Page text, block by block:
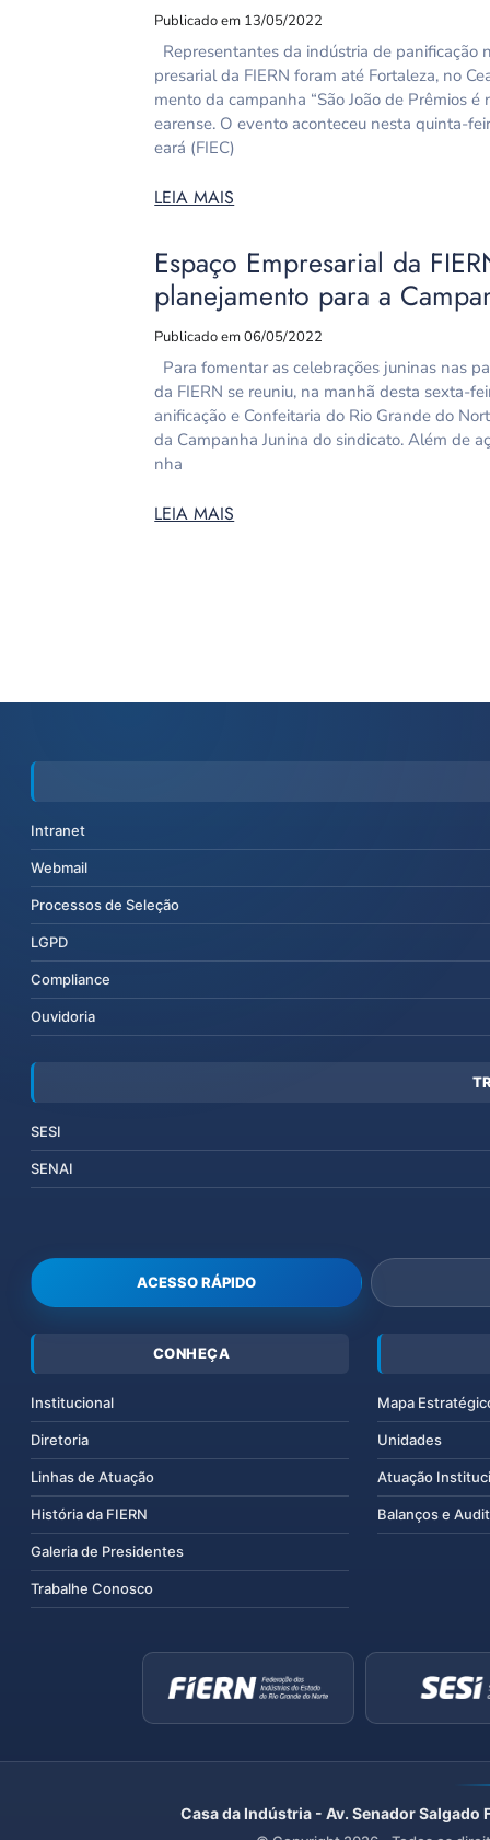
Publicado em 13/05/2022
Representantes da indústria de panificação
presarial da FIERN foram até Fortaleza, no
mento da campanha “São João de Prêmios
earense. O evento aconteceu nesta quinta-
eará (FIEC)
LEIA MAIS
Espaço Empresarial da
planejamento para a
Publicado em 06/05/2022
Para fomentar as celebrações juninas nas
da FIERN se reuniu, na manhã desta sexta-
anificação e Confeitaria do Rio Grande do
da Campanha Junina do sindicato. Além de
nha
LEIA MAIS
Intranet
Webmail
Processos de Seleção
LGPD
Compliance
Ouvidoria
SESI
SENAI
ACESSO RÁPIDO
CONHEÇA
Institucional
Diretoria
Linhas de Atuação
História da FIERN
Galeria de Presidentes
Trabalhe Conosco
Mapa
Unidades
Atuação
Balanços e
Casa da Indústria - Av. Senador